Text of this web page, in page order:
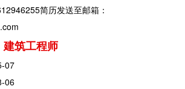
简历发送至邮箱：
筑工程师
07
06